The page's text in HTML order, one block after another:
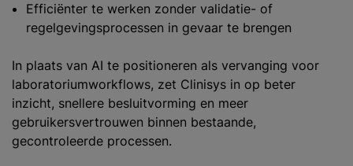
Efficiënter te werken zonder validatie- of
regelgevingsprocessen in gevaar te brengen
In plaats van AI te positioneren als vervanging voor
laboratoriumworkflows, zet Clinisys in op beter
inzicht, snellere besluitvorming en meer
gebruikersvertrouwen binnen bestaande,
gecontroleerde processen.